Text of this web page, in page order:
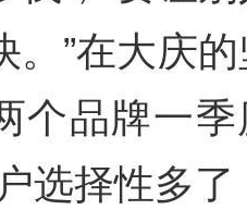
。”在大庆
个品牌一
选择性多